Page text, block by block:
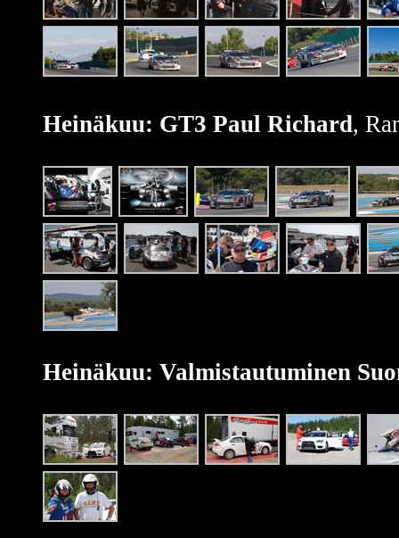
Heinäkuu: GT3 Paul Richard,
Heinäkuu: Valmistautuminen